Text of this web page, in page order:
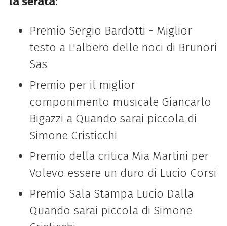
Premio Sergio Bardotti - Miglior
testo a L'albero delle noci di Brunori
Sas
Premio per il miglior
componimento musicale Giancarlo
Bigazzi a Quando sarai piccola di
Simone Cristicchi
Premio della critica Mia Martini per
Volevo essere un duro di Lucio Corsi
Premio Sala Stampa Lucio Dalla
Quando sarai piccola di Simone